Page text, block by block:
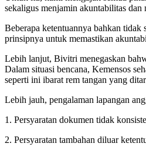
sekaligus menjamin akuntabilitas
Beberapa ketentuannya bahkan
prinsipnya untuk memastikan
Lebih lanjut, Bivitri menegaskan
Dalam situasi bencana, Kemensos
seperti ini ibarat rem tangan yang
Lebih jauh, pengalaman lapangan
1. Persyaratan dokumen tidak
2. Persyaratan tambahan diluar